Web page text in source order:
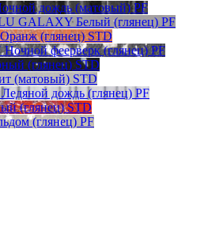
дождь (матовый) PF
GALAXY Белый (глянец) PF
(глянец) STD
феерверк (глянец) PF
(глянец) STD
(матовый) STD
дождь (глянец) PF
(глянец) STD
(глянец) PF